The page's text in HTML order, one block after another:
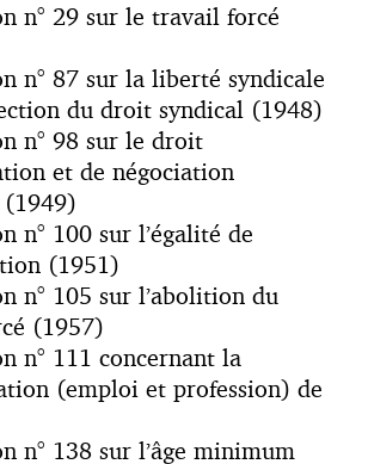
n° 29 sur le travail forcé
n° 87 sur la liberté syndicale
du droit syndical (1948)
n° 98 sur le droit
et de négociation
n° 100 sur l’égalité de
(1951)
n° 105 sur l’abolition du
(1957)
n° 111 concernant la
(emploi et profession) de
n° 138 sur l’âge minimum